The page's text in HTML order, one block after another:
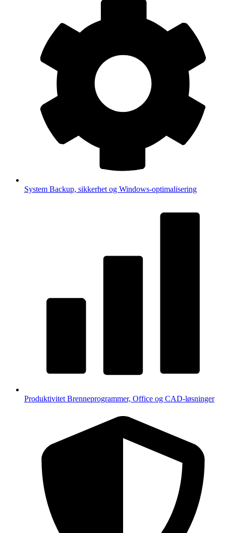
System Backup, sikkerhet og Windows-optimalisering
Produktivitet Brenneprogrammer, Office og CAD-løsninger